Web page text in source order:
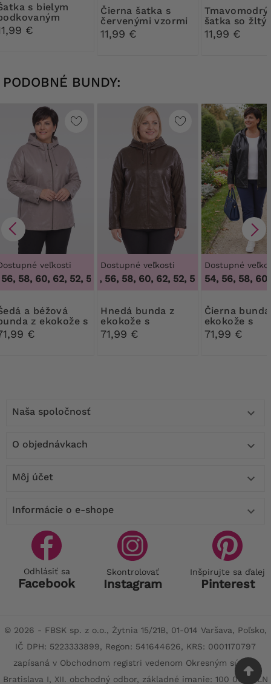
€
Čierna šatka s
červenými vzormi
11,99 €
Tmavomodrý
šatka so
vzorom
11,99 €
PODOBNÉ BUNDY:
veľkosti
58, 60, 62,52, 54, 56, 58, 60, 62
z ekokože s
€
Dostupné veľkosti
52, 54, 56, 58, 60, 62,52, 54, 56, 58, 60, 62
Hnedá bunda z
ekokože s
kapucňou
71,99 €
Dostupné
54, 56, 58,
Čierna bunda z
ekokože s
kapucňou
71,99 €
Naša spoločnosť 
O objednávkach 
Môj účet 
Informácie o e-shope 
Odhlásiť sa
Facebook
Skontrolovať
Instagram
Inšpirujte sa ďalej
Pinterest
© 2026 - FBSK sp. z o.o., Żytnia 15/21B, 01-014 Varšava, Poľsko,
IČ DPH: 5223333899, Regon: 541644626, KRS: 0001170797
zapísaná v Obchodnom registri vedenom Okresným súdom
Bratislava I, XII. obchodný odbor, základné imanie: 100 000 PLN